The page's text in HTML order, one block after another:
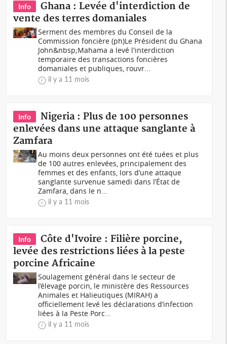
Info
Ghana : Levée d'interdiction de
vente des terres domaniales
Serment des membres du Conseil de la
Commission foncière (ph)Le Président du Ghana
John&nbsp;Mahama a levé l'interdiction
temporaire des transactions foncières
domaniales et publiques, rouvr...
il y a 11 mois
Info
Nigeria : Plus de 100 personnes
enlevées dans une attaque sanglante à
Zamfara
Au moins deux personnes ont été tuées et plus
de 100 autres enlevées, principalement des
femmes et des enfants, lors d’une attaque
sanglante survenue samedi dans l’État de
Zamfara, dans le n...
il y a 11 mois
Info
Côte d'Ivoire : Filière porcine,
levée des restrictions liées à la peste
porcine Africaine
Soulagement général dans le secteur de
l’élevage porcin, le ministère des Ressources
Animales et Halieutiques (MIRAH) a
officiellement levé les déclarations d’infection
liées à la Peste Porc...
il y a 11 mois